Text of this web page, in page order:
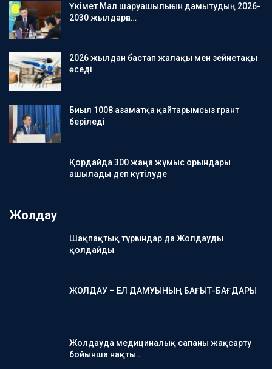
Үкімет Мал шаруашылығын дамытудың 2026-
2030 жылдарға…
2026 жылдан бастап жалақы мен зейнетақы
өседі
Биыл 1008 азаматқа қайтарымсыз грант
беріледі
Қордайда 300 жаңа жұмыс орындары
ашылады деп күтілуде
Жолдау
Шақпақтық тұрғындар да Жолдауды
қолдайды
ЖОЛДАУ – ЕЛ ДАМУЫНЫҢ БАҒЫТ-БАҒДАРЫ
Жолдауда медициналық сапаны жақсарту
бойынша нақты…